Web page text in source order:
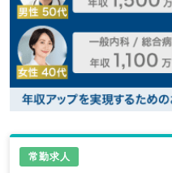
常勤求人